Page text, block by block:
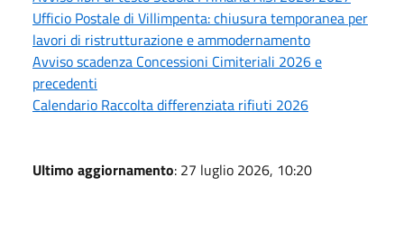
Ufficio Postale di Villimpenta: chiusura temporanea per
lavori di ristrutturazione e ammodernamento
Avviso scadenza Concessioni Cimiteriali 2026 e
precedenti
Calendario Raccolta differenziata rifiuti 2026
Ultimo aggiornamento: 27 luglio 2026, 10:20